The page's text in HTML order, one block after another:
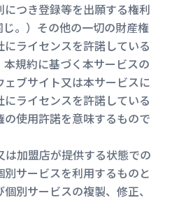
につき登録等を出願する権利
。）その他の一切の財産権
ライセンスを許諾している
規約に基づく本サービスの
ブサイト又は本サービスに
ライセンスを許諾している
使用許諾を意味するもので
は加盟店が提供する状態での
サービスを利用するものと
別サービスの複製、修正、